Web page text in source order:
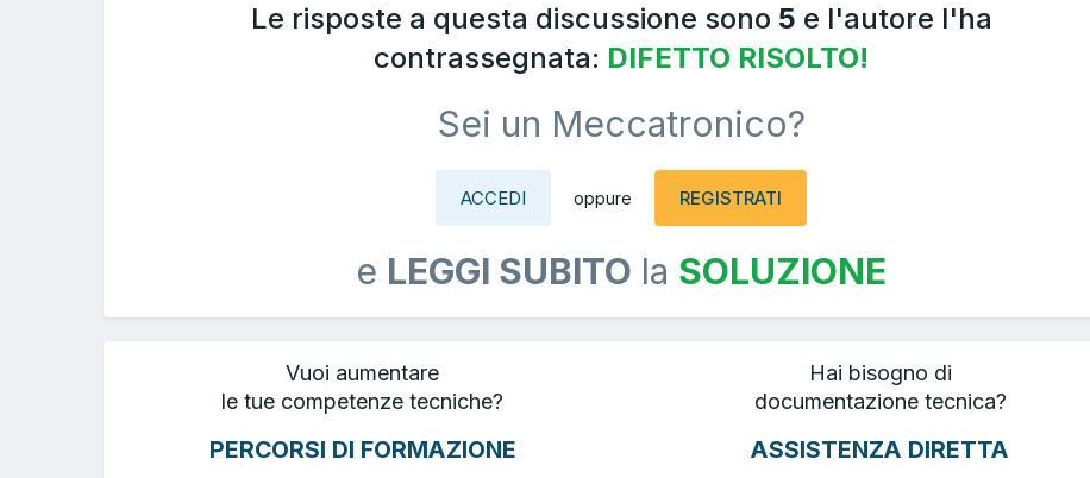
Le risposte a questa discussione sono 5 e l'autore l'ha
contrassegnata: DIFETTO RISOLTO!
Sei un Meccatronico?
ACCEDI oppure REGISTRATI
e LEGGI SUBITO la SOLUZIONE
Vuoi aumentare
le tue competenze tecniche?
PERCORSI DI FORMAZIONE
Hai bisogno di
documentazione tecnica?
ASSISTENZA DIRETTA